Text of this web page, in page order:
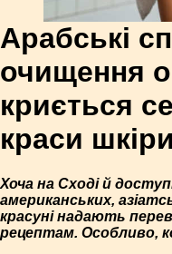
Арабські
очищення
криється
краси шкіри
Хоча на Сході й
американських,
красуні надають
рецептам. Особливо,